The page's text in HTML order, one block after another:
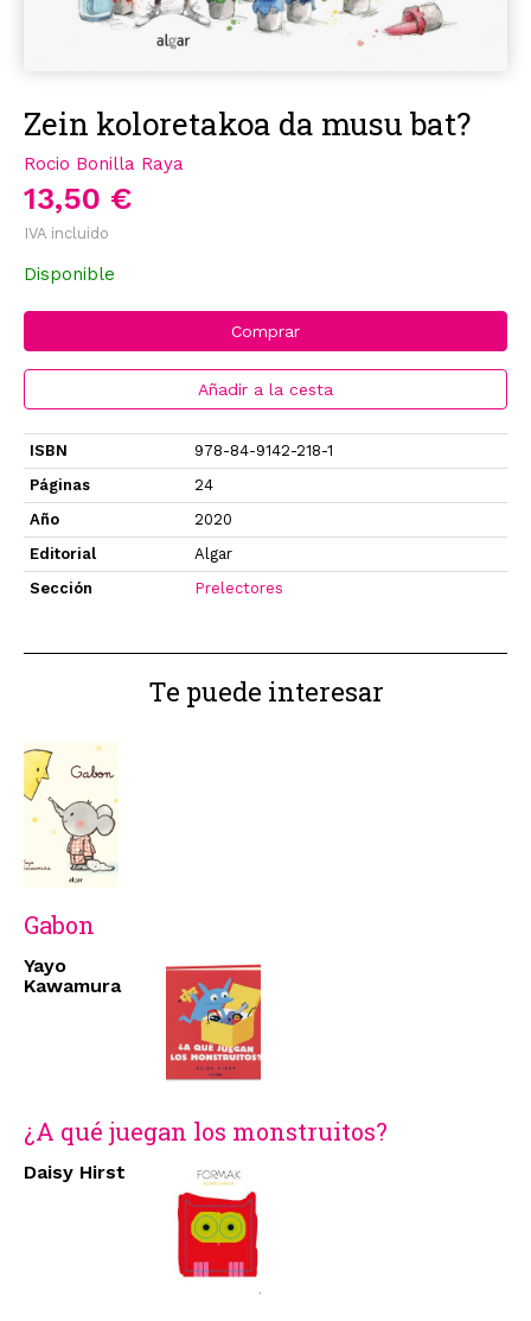
Zein koloretakoa da musu bat?
Rocio Bonilla Raya
13,50 €
IVA incluido
Disponible
Comprar
Añadir a la cesta
ISBN
978-84-9142-218-1
Páginas
24
Año
2020
Editorial
Algar
Sección
Prelectores
Te puede interesar
Gabon
Yayo
Kawamura
¿A qué juegan los monstruitos?
Daisy Hirst